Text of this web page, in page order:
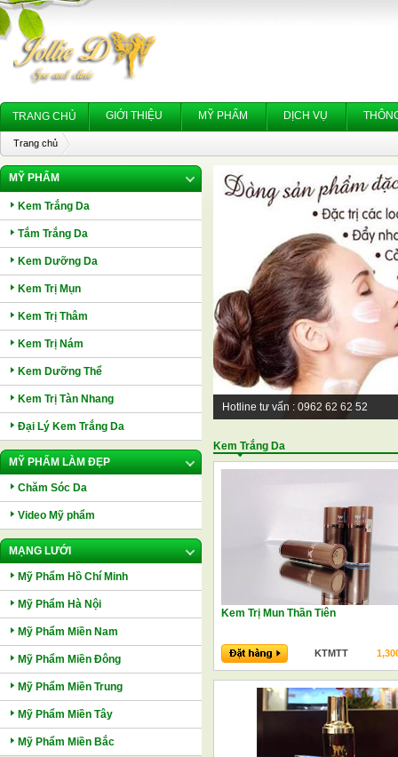
TRANG CHỦ GIỚI THIỆU MỸ PHẨM DỊCH VỤ
Trang chủ
MỸ PHẨM
Kem Trắng Da
Tắm Trắng Da
Kem Dưỡng Da
Kem Trị Mụn
Kem Trị Thâm
Kem Trị Nám
Kem Dưỡng Thể
Kem Trị Tàn Nhang
Đại Lý Kem Trắng Da
MỸ PHẨM LÀM ĐẸP
Chăm Sóc Da
Video Mỹ phẩm
MẠNG LƯỚI
Mỹ Phẩm Hồ Chí Minh
Mỹ Phẩm Hà Nội
Mỹ Phẩm Miền Nam
Mỹ Phẩm Miền Đông
Mỹ Phẩm Miền Trung
Mỹ Phẩm Miền Tây
Mỹ Phẩm Miền Bắc
Hotline tư vấn : 0962 62 62 52
Kem Trắng Da
Kem Trị Mun Thần Tiên
KTMTT